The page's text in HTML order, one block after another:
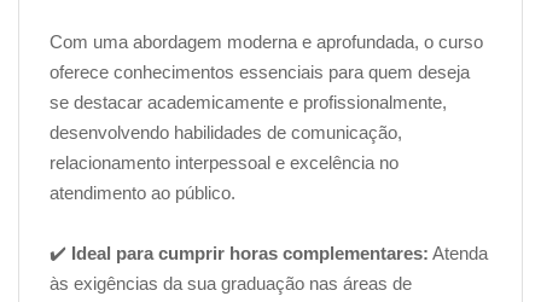
Com uma abordagem moderna e aprofundada, o curso
oferece conhecimentos essenciais para quem deseja
se destacar academicamente e profissionalmente,
desenvolvendo habilidades de comunicação,
relacionamento interpessoal e excelência no
atendimento ao público.
✔️ Ideal para cumprir horas complementares: Atenda
às exigências da sua graduação nas áreas de